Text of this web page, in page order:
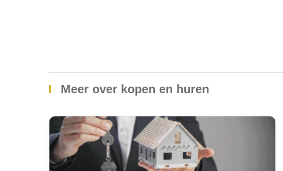
Meer over kopen en huren